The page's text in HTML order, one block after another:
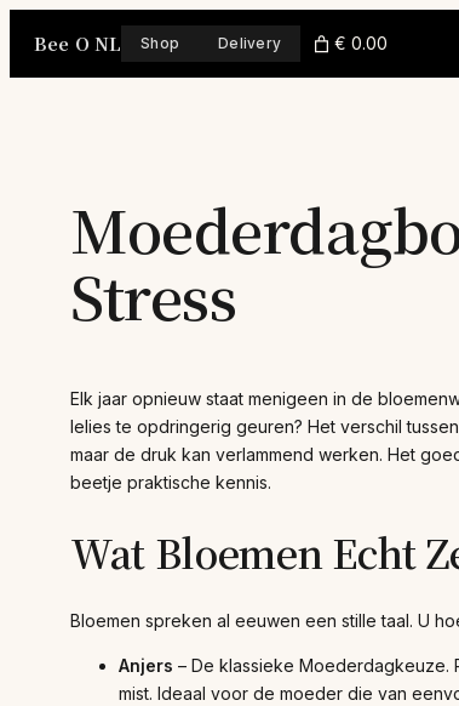
Bee O NL Shop Delivery € 0.00
Stress
Elk jaar opnieuw staat menigeen in de
lelies te opdringerig geuren? Het verschil
maar de druk kan verlammend werken. Het
beetje praktische kennis.
Wat Bloemen Echt
Bloemen spreken al eeuwen een stille taal. U
Anjers – De klassieke Moederdagkeuze.
mist. Ideaal voor de moeder die van